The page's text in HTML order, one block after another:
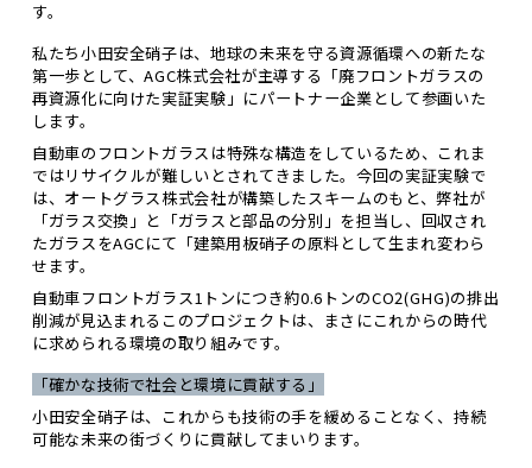
す。
私たち小田安全硝子は、地球の未来を守る資源循環への新たな
第一歩として、AGC株式会社が主導する「廃フロントガラスの
再資源化に向けた実証実験」にパートナー企業として参画いた
します。
自動車のフロントガラスは特殊な構造をしているため、これま
ではリサイクルが難しいとされてきました。今回の実証実験で
は、オートグラス株式会社が構築したスキームのもと、弊社が
「ガラス交換」と「ガラスと部品の分別」を担当し、回収され
たガラスをAGCにて「建築用板硝子の原料として生まれ変わら
せます。
自動車フロントガラス1トンにつき約0.6トンのCO2(GHG)の排出
削減が見込まれるこのプロジェクトは、まさにこれからの時代
に求められる環境の取り組みです。
「確かな技術で社会と環境に貢献する」
小田安全硝子は、これからも技術の手を緩めることなく、持続
可能な未来の街づくりに貢献してまいります。